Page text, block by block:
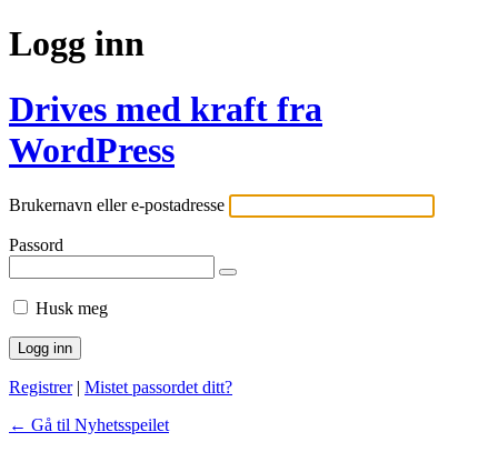
Logg inn
Drives med kraft fra
WordPress
Brukernavn eller e-postadresse
Passord
Husk meg
Registrer| Mistet passordet ditt?
← Gå til Nyhetsspeilet